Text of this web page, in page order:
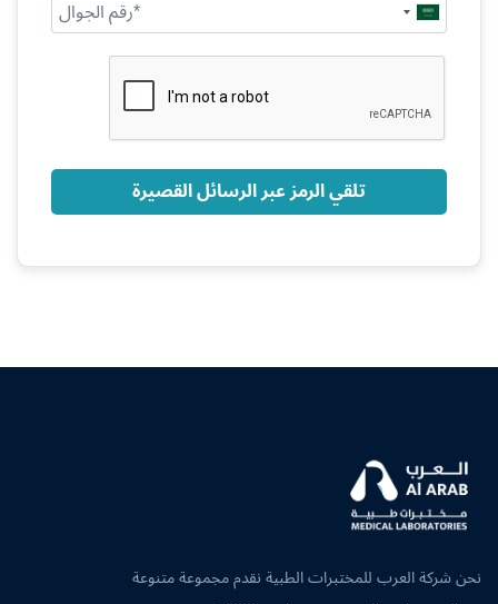
Saudi
Arabia
تلقي الرمز عبر الرسائل القصيرة
نحن شركة العرب للمختبرات الطبية نقدم مجموعة متنوعة